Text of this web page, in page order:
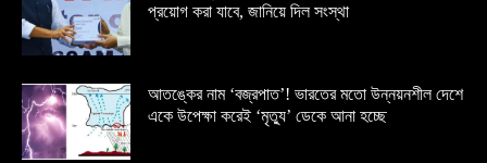
প্রয়োগ করা যাবে, জানিয়ে দিল সংস্থা
আতঙ্কের নাম ‘বজ্রপাত’! ভারতের মতো উন্নয়নশীল দেশে
একে উপেক্ষা করেই ‘মৃত্যু’ ডেকে আনা হচ্ছে